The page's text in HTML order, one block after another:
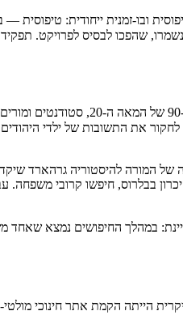
ובו-זמנית ייחודית:
שהפכו לבסיס לפרויקט.
בשנות ה-90 של המאה
המורה להיסטוריה גרהארד
בבלרוס, חיפשו קרובי
במהלך החיפושים נמצא שאחד